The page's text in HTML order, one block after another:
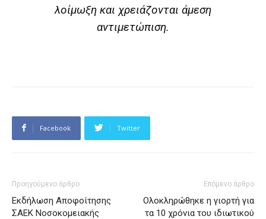
λοίμωξη και χρειάζονται άμεση
αντιμετώπιση.
Facebook Twitter
Προηγούμενο άρθρο
Εκδήλωση Aποφοίτησης
ΣΑΕΚ Νοσοκομειακής
Επόμενο άρθρο
Ολοκληρώθηκε η γιορτή για
τα 10 χρόνια του ιδιωτικού